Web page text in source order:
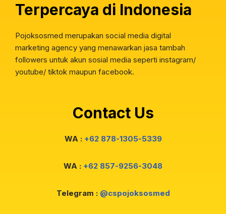
Terpercaya di Indonesia
Pojoksosmed merupakan social media digital
marketing agency yang menawarkan jasa tambah
followers untuk akun sosial media seperti instagram/
youtube/ tiktok maupun facebook.
Contact Us
WA : +62 878-1305-5339
WA : +62 857-9256-3048
Telegram : @cspojoksosmed